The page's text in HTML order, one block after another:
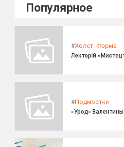
Популярное
#Холст. Форма
Лекторій
#Подмостки
»Урод»